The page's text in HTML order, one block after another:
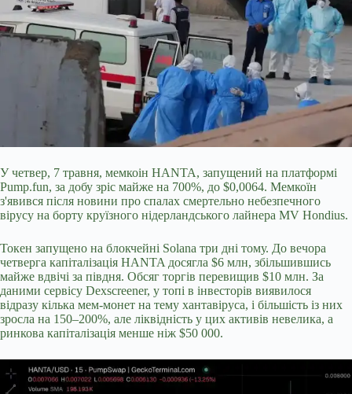
У четвер, 7 травня, мемкоін HANTA, запущений на платформі
Pump.fun, за добу зріс майже на 700%, до $0,0064. Мемкоїн
з'явився після новини про спалах смертельно небезпечного
вірусу на борту круїзного нідерландського лайнера MV Hondius.
Токен запущено на блокчейні Solana три дні тому. До вечора
четверга капіталізація HANTA досягла $6 млн, збільшившись
майже вдвічі за півдня. Обсяг торгів перевищив $10 млн. За
даними сервісу Dexscreener, у топі в інвесторів виявилося
відразу кілька мем-монет на тему хантавіруса, і більшість із них
зросла на 150–200%, але ліквідність у цих активів невелика, а
ринкова капіталізація менше ніж $50 000.